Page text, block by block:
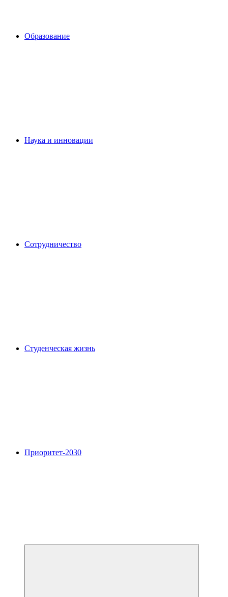
Образование
Наука и инновации
Сотрудничество
Студенческая жизнь
Приоритет-2030